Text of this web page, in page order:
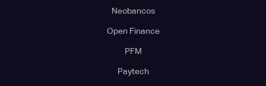
Neobancos
Open Finance
PFM
Paytech